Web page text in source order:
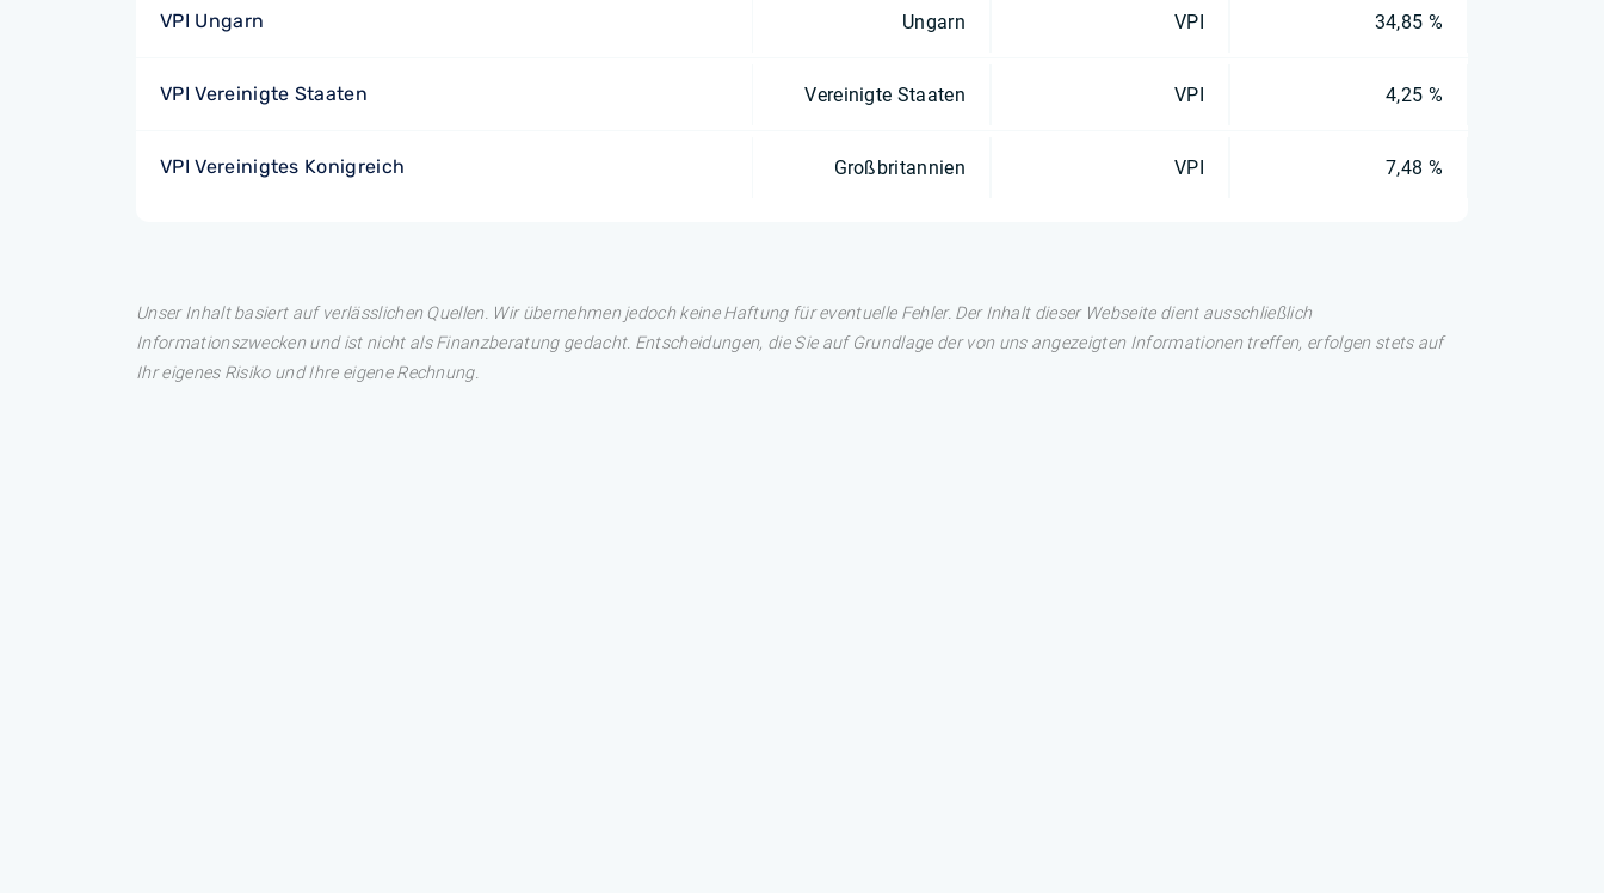
VPI Ungarn Ungarn VPI 34,85 %
VPI Vereinigte Staaten Vereinigte Staaten VPI 4,25 %
VPI Vereinigtes Konigreich Großbritannien VPI 7,48 %
Unser Inhalt basiert auf verlässlichen Quellen. Wir übernehmen jedoch keine Haftung für eventuelle Fehler. Der Inhalt dieser Webseite dient ausschließlich
Informationszwecken und ist nicht als Finanzberatung gedacht. Entscheidungen, die Sie auf Grundlage der von uns angezeigten Informationen treffen, erfolgen stets auf
Ihr eigenes Risiko und Ihre eigene Rechnung.